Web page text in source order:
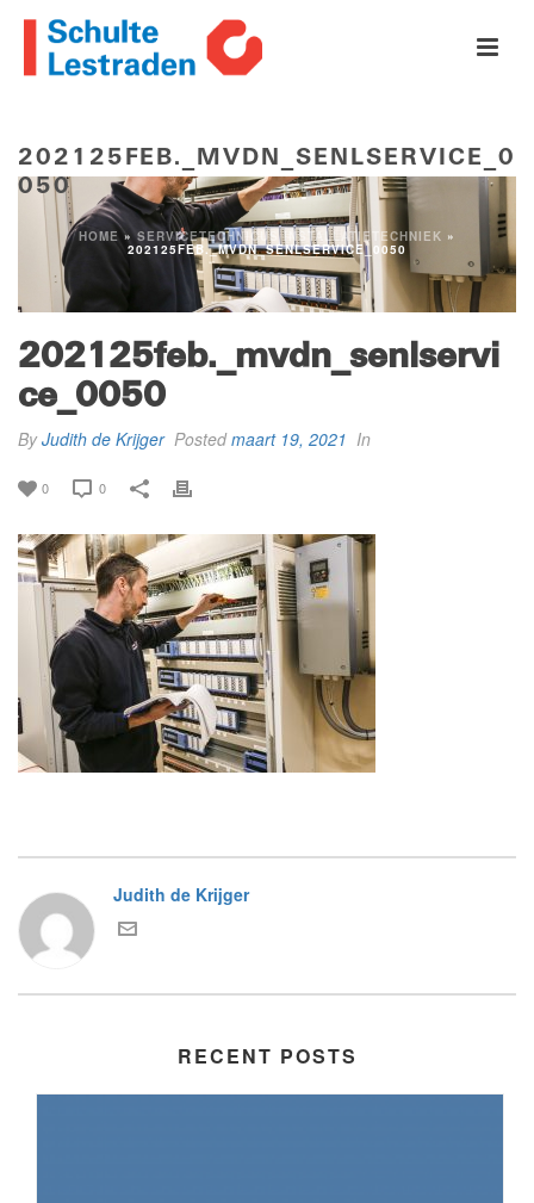
202125FEB._MVDN_SENLSERVICE_0
050
HOME »SERVICETECHNICUS INSTALLATIETECHNIEK »
202125FEB._MVDN_SENLSERVICE_0050
202125feb._mvdn_senlservi
ce_0050
ByJudith de Krijger Postedmaart 19, 2021 In
0 0
Judith de Krijger
RECENT POSTS